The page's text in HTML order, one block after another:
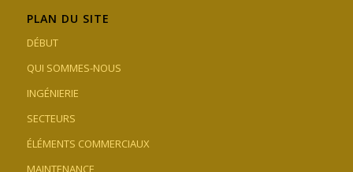
PLAN DU SITE
DÉBUT
QUI SOMMES-NOUS
INGÉNIERIE
SECTEURS
ÉLÉMENTS COMMERCIAUX
MAINTENANCE